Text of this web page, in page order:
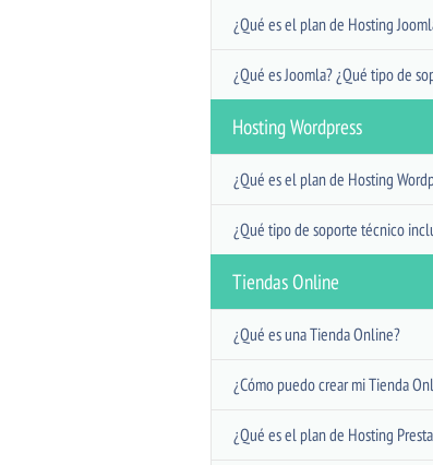
¿Qué es el plan de Hosting
¿Qué es Joomla? ¿Qué tipo de
Hosting Wordpress
¿Qué es el plan de Hosting
¿Qué tipo de soporte técnico
Tiendas Online
¿Qué es una Tienda Online?
¿Cómo puedo crear mi Tienda
¿Qué es el plan de Hosting